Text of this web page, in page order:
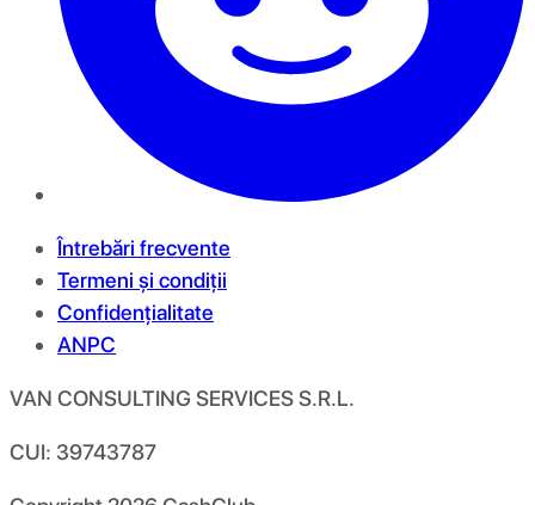
Întrebări frecvente
Termeni și condiții
Confidențialitate
ANPC
VAN CONSULTING SERVICES S.R.L.
CUI: 39743787